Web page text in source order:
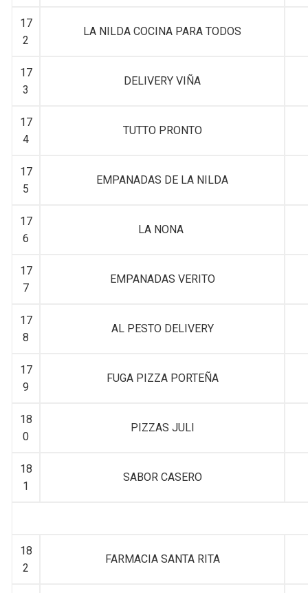
17
2
LA NILDA COCINA PARA TODOS
17
3
DELIVERY VIÑA
17
4
TUTTO PRONTO
17
5
EMPANADAS DE LA NILDA
17
6
LA NONA
17
7
EMPANADAS VERITO
17
8
AL PESTO DELIVERY
17
9
FUGA PIZZA PORTEÑA
18
0
PIZZAS JULI
18
1
SABOR CASERO
18
2
FARMACIA SANTA RITA